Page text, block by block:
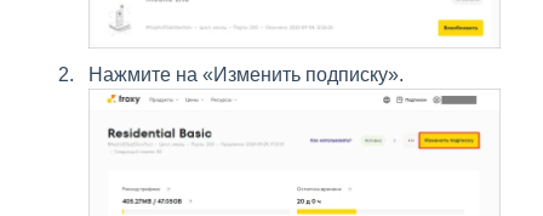
Нажмите на «Изменить подписку».